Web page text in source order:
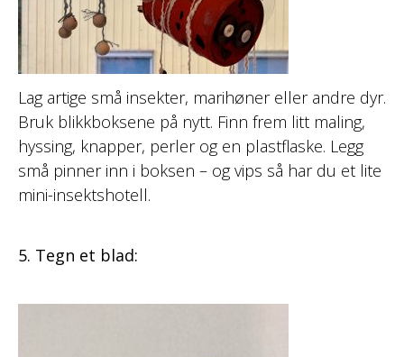
Lag artige små insekter, marihøner eller andre dyr.
Bruk blikkboksene på nytt. Finn frem litt maling,
hyssing, knapper, perler og en plastflaske. Legg
små pinner inn i boksen – og vips så har du et lite
mini-insektshotell.
5. Tegn et blad: